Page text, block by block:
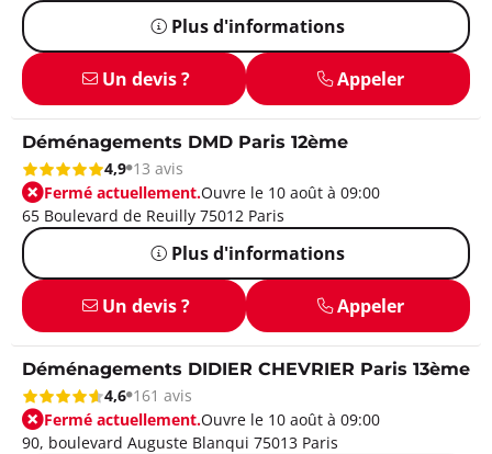
Plus d'informations
Un devis ? Appeler
Déménagements DMD Paris 12ème
4,9 13 avis
Fermé actuellement.Ouvre le 10 août à 09:00
65 Boulevard de Reuilly 75012 Paris
Plus d'informations
Un devis ? Appeler
Déménagements DIDIER CHEVRIER Paris 13ème
4,6 161 avis
Fermé actuellement.Ouvre le 10 août à 09:00
90, boulevard Auguste Blanqui 75013 Paris